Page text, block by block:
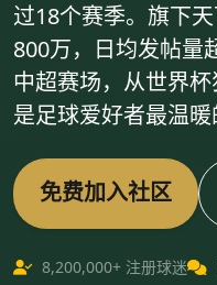
过18个赛季。旗下
800万，日均发帖量
中超赛场，从世界
是足球爱好者最温暖
免费加入社区
8,200,000+ 注册球迷